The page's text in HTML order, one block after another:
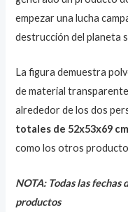
empezar una lucha
destrucción del planeta
La figura demuestra
de material
alrededor de los dos
totales de 52x53x69 cm
como los otros
NOTA: Todas las fechas
productos